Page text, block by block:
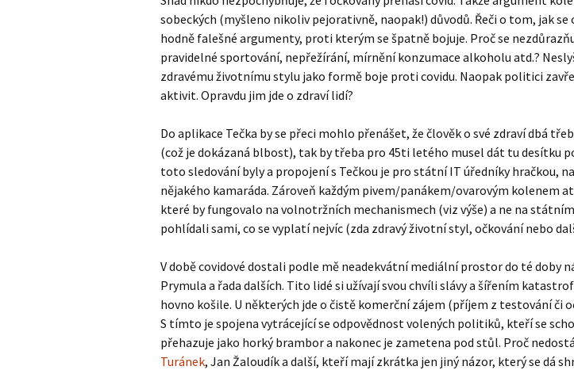
sobeckých (myšleno nikoliv pejorativně, naopak!) důvodů. Řeči o tom, jak
hodně falešné argumenty, proti kterým se špatně bojuje. Proč se
pravidelné sportování, nepřežírání, mírnění konzumace alkoholu atd.?
zdravému životnímu stylu jako formě boje proti covidu. Naopak politici
aktivit. Opravdu jim jde o zdraví lidí?
Do aplikace Tečka by se přeci mohlo přenášet, že člověk o své zdraví dbá
(což je dokázaná blbost), tak by třeba pro 45ti letého musel dát tu desítku
toto sledování byly a propojení s Tečkou je pro státní IT úředníky hračkou,
nějakého kamaráda. Zároveň každým pivem/panákem/ovarovým kolenem
které by fungovalo na volnotržních mechanismech (viz výše) a ne na
pohlídali sami, co se vyplatí nejvíc (zda zdravý životní styl, očkování nebo
V době covidové dostali podle mě neadekvátní mediální prostor do té doby
Prymula a řada dalších. Tito lidé si užívají svou chvíli slávy a šířením
hovno košile. U některých jde o čistě komerční zájem (příjem z testování či
S tímto je spojena vytrácející se odpovědnost volených politiků, kteří se
přehazuje jako horký brambor a nakonec je zametena pod stůl. Proč
Turánek, Jan Žaloudík a další, kteří mají zkrátka jen jiný názor, který se dá